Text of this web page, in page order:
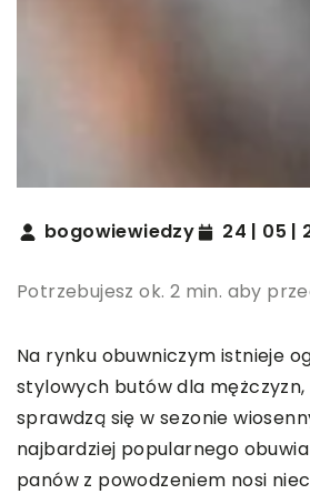
bogowiewiedzy 24 | 05 |
Potrzebujesz ok. 2 min. aby
Na rynku obuwniczym istnieje
stylowych butów dla
sprawdzą się w sezonie
najbardziej popularnego
panów z powodzeniem nosi